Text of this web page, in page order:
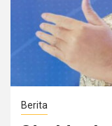
Berita